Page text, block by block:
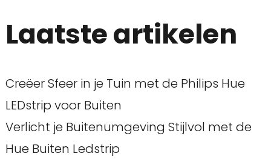
Laatste artikelen
Creëer Sfeer in je Tuin met de Philips Hue
LEDstrip voor Buiten
Verlicht je Buitenumgeving Stijlvol met de
Hue Buiten Ledstrip